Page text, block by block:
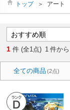
トップ ＞ アート
1 件 (全1点) 1 件から
全ての商品 (2点)